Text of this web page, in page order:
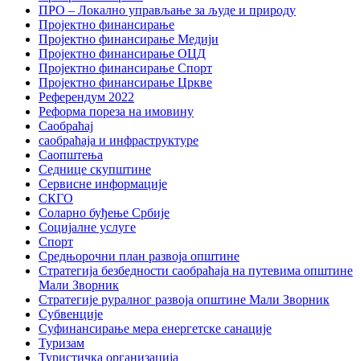
ПРО – Локално управљање за људе и природу
Пројектно финансирање
Пројектно финансирање Медији
Пројектно финансирање ОЦД
Пројектно финансирање Спорт
Пројектно финансирање Цркве
Референдум 2022
Реформа пореза на имовину
Саобраћај
саобраћаја и инфраструктуре
Саопштења
Седнице скупштине
Сервисне информације
СКГО
Соларно буђење Србије
Социјалне услуге
Спорт
Средњорочни план развоја општине
Стратегија безбедности саобраћаја на путевима општине
Мали Зворник
Стратегије руралног развоја општине Мали Зворник
Субвенције
Суфинансирање мера енергетске санације
Туризам
Туристичка организација